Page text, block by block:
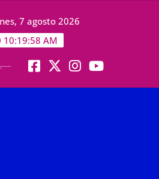
7 agosto 2026
10:19:59 AM